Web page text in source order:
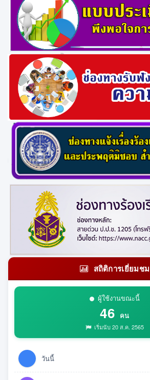
สถิติการเยี่ยมชม
ผู้ใช้งานขณะนี้
46 คน
เริ่มนับ 20 ส.ค. 2565
วันนี้